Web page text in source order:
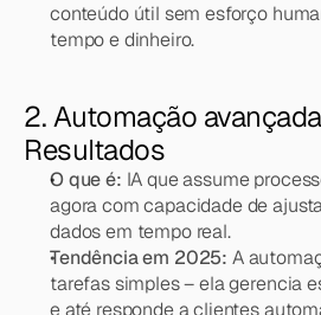
conteúdo útil sem esforço
tempo e dinheiro.
2. Automação
Resultados
O que é: IA que assume
agora com capacidade de
dados em tempo real.
Tendência em 2025: A
tarefas simples – ela gerencia
e até responde a clientes